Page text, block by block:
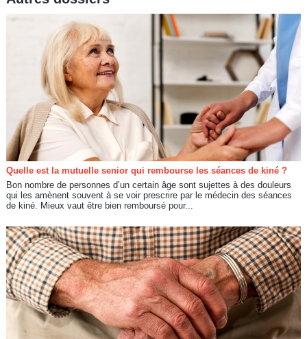
Quelle est la mutuelle senior qui rembourse les séances de kiné ?
Bon nombre de personnes d’un certain âge sont sujettes à des douleurs
qui les amènent souvent à se voir prescrire par le médecin des séances
de kiné. Mieux vaut être bien remboursé pour...